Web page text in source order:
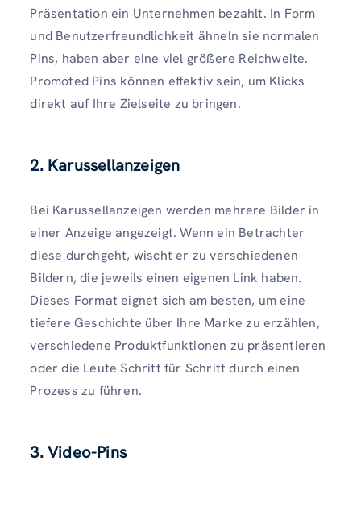
Präsentation ein Unternehmen bezahlt. In Form
und Benutzerfreundlichkeit ähneln sie normalen
Pins, haben aber eine viel größere Reichweite.
Promoted Pins können effektiv sein, um Klicks
direkt auf Ihre Zielseite zu bringen.
2. Karussellanzeigen
Bei Karussellanzeigen werden mehrere Bilder in
einer Anzeige angezeigt. Wenn ein Betrachter
diese durchgeht, wischt er zu verschiedenen
Bildern, die jeweils einen eigenen Link haben.
Dieses Format eignet sich am besten, um eine
tiefere Geschichte über Ihre Marke zu erzählen,
verschiedene Produktfunktionen zu präsentieren
oder die Leute Schritt für Schritt durch einen
Prozess zu führen.
3. Video-Pins